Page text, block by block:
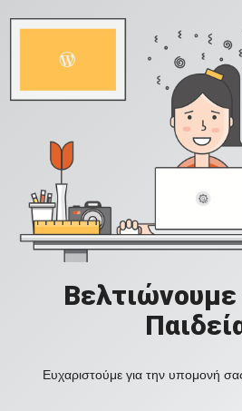
Ευχαριστούμε για την υπομονή